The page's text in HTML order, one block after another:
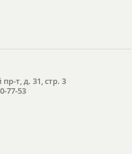
т, д. 31, стр. 3
77-53